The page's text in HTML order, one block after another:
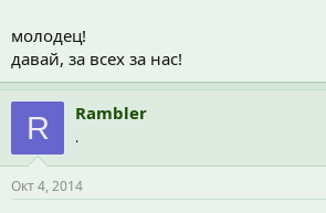
молодец!
давай, за всех за нас!
R Rambler
.
Окт 4, 2014